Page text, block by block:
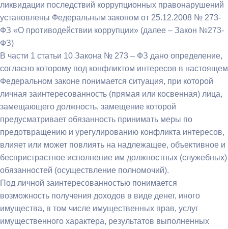
ликвидации последствий коррупционных правонарушений
установлены Федеральным законом от 25.12.2008 № 273-
ФЗ «О противодействии коррупции» (далее – Закон №273-
ФЗ)
В части 1 статьи 10 Закона № 273 – ФЗ дано определение,
согласно которому под конфликтом интересов в настоящем
Федеральном законе понимается ситуация, при которой
личная заинтересованность (прямая или косвенная) лица,
замещающего должность, замещение которой
предусматривает обязанность принимать меры по
предотвращению и урегулированию конфликта интересов,
влияет или может повлиять на надлежащее, объективное и
беспристрастное исполнение им должностных (служебных)
обязанностей (осуществление полномочий).
Под личной заинтересованностью понимается
возможность получения доходов в виде денег, иного
имущества, в том числе имущественных прав, услуг
имущественного характера, результатов выполненных